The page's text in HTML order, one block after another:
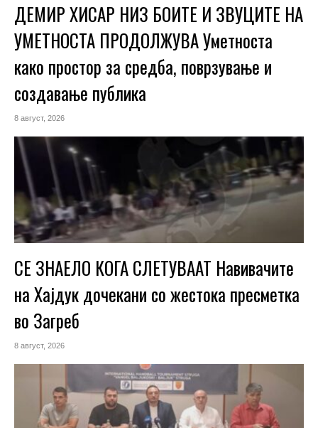
ДЕМИР ХИСАР НИЗ БОИТЕ И ЗВУЦИТЕ НА
УМЕТНОСТА ПРОДОЛЖУВА Уметноста
како простор за средба, поврзување и
создавање публика
8 август, 2026
СЕ ЗНАЕЛО КОГА СЛЕТУВААТ Навивачите
на Хајдук дочекани со жестока пресметка
во Загреб
8 август, 2026